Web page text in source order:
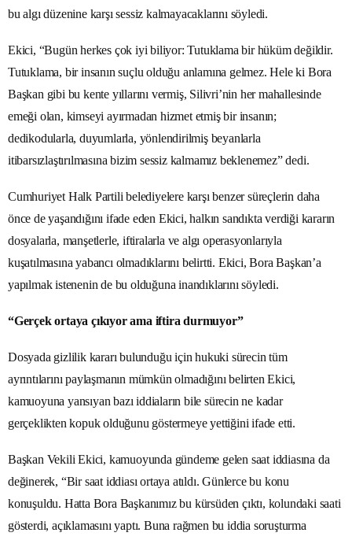
bu algı düzenine karşı sessiz kalmayacaklarını söyledi.
Ekici, “Bugün herkes çok iyi biliyor: Tutuklama bir hüküm değildir.
Tutuklama, bir insanın suçlu olduğu anlamına gelmez. Hele ki Bora
Başkan gibi bu kente yıllarını vermiş, Silivri’nin her mahallesinde
emeği olan, kimseyi ayırmadan hizmet etmiş bir insanın;
dedikodularla, duyumlarla, yönlendirilmiş beyanlarla
itibarsızlaştırılmasına bizim sessiz kalmamız beklenemez” dedi.
Cumhuriyet Halk Partili belediyelere karşı benzer süreçlerin daha
önce de yaşandığını ifade eden Ekici, halkın sandıkta verdiği kararın
dosyalarla, manşetlerle, iftiralarla ve algı operasyonlarıyla
kuşatılmasına yabancı olmadıklarını belirtti. Ekici, Bora Başkan’a
yapılmak istenenin de bu olduğuna inandıklarını söyledi.
“Gerçek ortaya çıkıyor ama iftira durmuyor”
Dosyada gizlilik kararı bulunduğu için hukuki sürecin tüm
ayrıntılarını paylaşmanın mümkün olmadığını belirten Ekici,
kamuoyuna yansıyan bazı iddiaların bile sürecin ne kadar
gerçeklikten kopuk olduğunu göstermeye yettiğini ifade etti.
Başkan Vekili Ekici, kamuoyunda gündeme gelen saat iddiasına da
değinerek, “Bir saat iddiası ortaya atıldı. Günlerce bu konu
konuşuldu. Hatta Bora Başkanımız bu kürsüden çıktı, kolundaki saati
gösterdi, açıklamasını yaptı. Buna rağmen bu iddia soruşturma